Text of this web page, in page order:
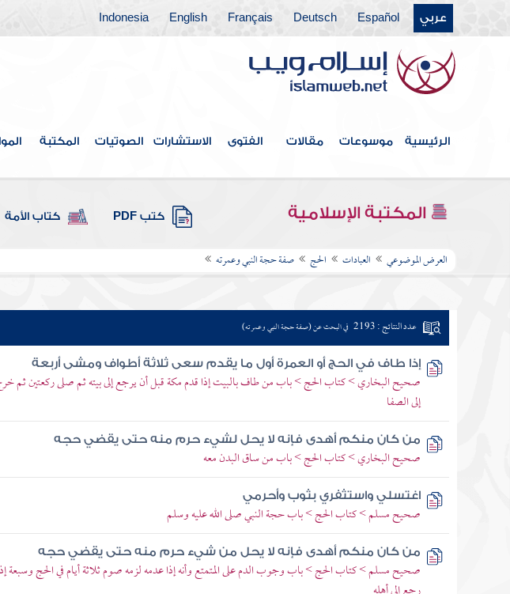
عربي Español
Deutsch
Français
English
Indonesia
الرئيسية موسوعات مقالات الفتوى الاستشارات الصوتيات المكتبة
المكتبة الإسلامية كتب PDF كتاب الأمة
العرض الموضوعي العبادات الحج صفة حجة النبي وعمرته
عدد النتائج : 2193 في البحث عن (صفة حجة النبي وعمرته)
إذا طاف في الحج أو العمرة أول ما يقدم سعى ثلاثة أطواف ومشى أربعة
صحيح البخاري > كتاب الحج > باب من طاف بالبيت إذا قدم مكة قبل أن يرجع إلى بيته ثم صلى ركعتين ثم
إلى الصفا
من كان منكم أهدى فإنه لا يحل لشيء حرم منه حتى يقضي حجه
صحيح البخاري > كتاب الحج > باب من ساق البدن معه
اغتسلي واستثفري بثوب وأحرمي
صحيح مسلم > كتاب الحج > باب حجة النبي صلى الله عليه وسلم
من كان منكم أهدى فإنه لا يحل من شيء حرم منه حتى يقضي حجه
صحيح مسلم > كتاب الحج > باب وجوب الدم على المتمتع وأنه إذا عدمه لزمه صوم ثلاثة أيام في الحج وسبعة